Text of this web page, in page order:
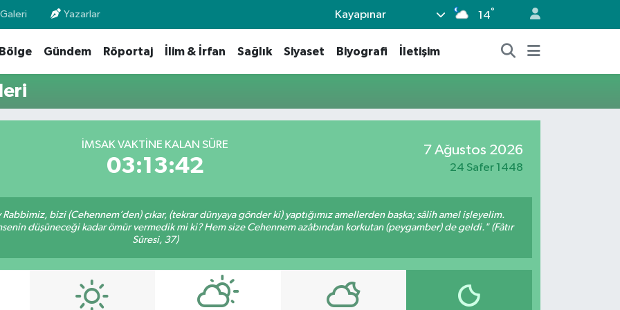
Yazarlar Kayapınar 14°
Bölge Gündem Röportaj İlim & İrfan Sağlık Siyaset Biyografi İletişim
İMSAK VAKTİNE KALAN SÜRE
03:13:42
7 Ağustos 2026
24 Safer 1448
bizi (Cehennem’den) çıkar, (tekrar dünyaya gönder ki) yaptığımız amellerden başka; sâlih amel işleyelim.
düşüneceği kadar ömür vermedik mi ki? Hem size Cehennem azâbından korkutan (peygamber) de geldi." (Fâtır
Sûresi, 37)